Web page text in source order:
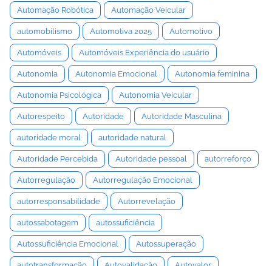
Automação Robótica Automação Veicular
automobilismo Automotiva 2025 Automotivo
Automóveis Automóveis Experiência do usuário
Autonomia Autonomia Emocional Autonomia feminina
Autonomia Psicológica Autonomia Veicular
Autorespeito Autoridade Autoridade Masculina
autoridade moral autoridade natural
Autoridade Percebida Autoridade pessoal autorreforço
Autorregulação Autorregulação Emocional
autorresponsabilidade Autorrevelação
autossabotagem autossuficiência
Autossuficiência Emocional Autossuperação